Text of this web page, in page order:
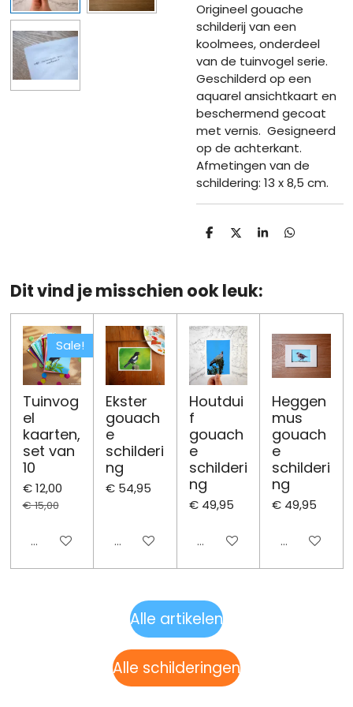
Origineel gouache
schilderij van een
koolmees, onderdeel
van de tuinvogel serie.
Geschilderd op een
aquarel ansichtkaart en
beschermend gecoat
met vernis. Gesigneerd
op de achterkant.
Afmetingen van de
schildering: 13 x 8,5 cm.
D
n
D S
e
D
Dit vind je misschien ook leuk:
Sale!
Tuinvog
el
kaarten,
set van
10
€ 12,00
€ 15,00
Uitgeschakeld
Ekster
gouach
e
schilderi
ng
€ 54,95
Uitgeschakeld
Houtdui
f
gouach
e
schilderi
ng
€ 49,95
Uitgeschakeld
Heggen
mus
gouach
e
schilderi
ng
€ 49,95
Alle artikelen
Alle schilderingen